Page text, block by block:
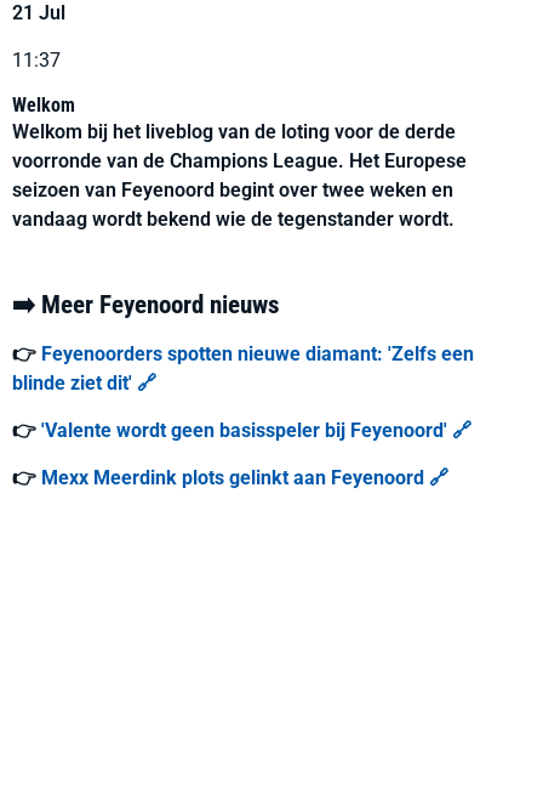
21 Jul
11:37
Welkom
Welkom bij het liveblog van de loting voor de derde
voorronde van de Champions League. Het Europese
seizoen van Feyenoord begint over twee weken en
vandaag wordt bekend wie de tegenstander wordt.
➡️ Meer Feyenoord nieuws
👉 Feyenoorders spotten nieuwe diamant: 'Zelfs een
blinde ziet dit' 🔗
👉 'Valente wordt geen basisspeler bij Feyenoord' 🔗
👉 Mexx Meerdink plots gelinkt aan Feyenoord 🔗